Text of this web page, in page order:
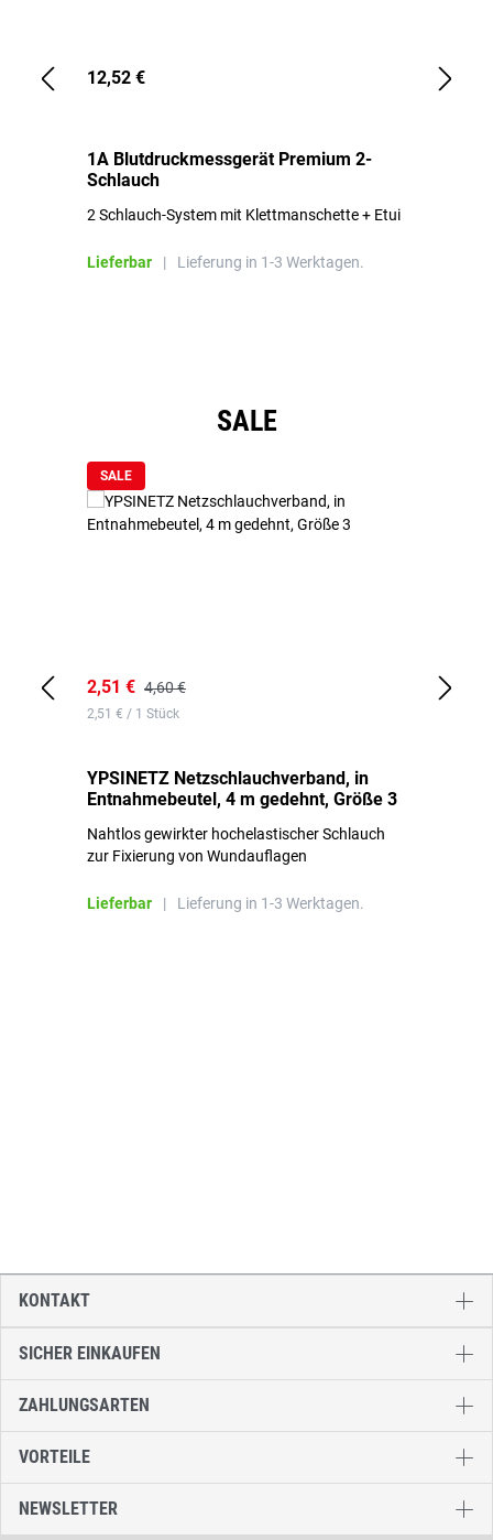
12,52 €
1A Blutdruckmessgerät Premium 2-
Schlauch
2 Schlauch-System mit Klettmanschette + Etui
Lieferbar | Lieferung in 1-3 Werktagen.
SALE
SALE
2,51 € 4,60 €
2,51 € / 1 Stück
YPSINETZ Netzschlauchverband, in
Entnahmebeutel, 4 m gedehnt, Größe 3
Nahtlos gewirkter hochelastischer Schlauch
zur Fixierung von Wundauflagen
Lieferbar | Lieferung in 1-3 Werktagen.
SICHER EINKAUFEN
ZAHLUNGSARTEN
VORTEILE
NEWSLETTER
KONTAKT